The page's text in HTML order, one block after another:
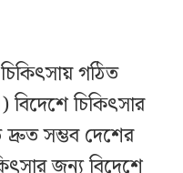
গঠিত
বিদেশে চিকিৎসার
সম্ভব দেশের